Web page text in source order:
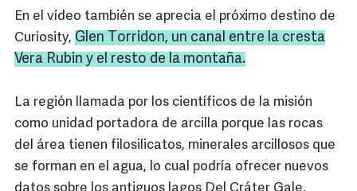
En el vídeo también se aprecia el próximo destino de
Curiosity, Glen Torridon, un canal entre la cresta
Vera Rubin y el resto de la montaña.
La región llamada por los científicos de la misión
como unidad portadora de arcilla porque las rocas
del área tienen filosilicatos, minerales arcillosos que
se forman en el agua, lo cual podría ofrecer nuevos